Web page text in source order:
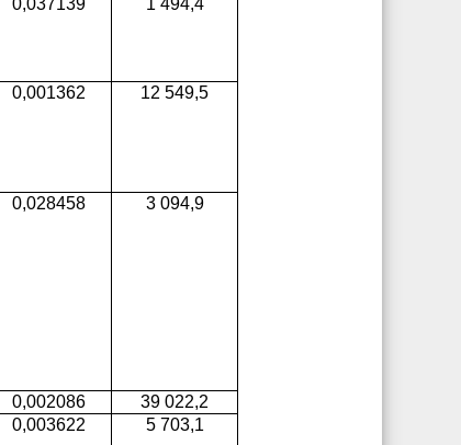
0,037139 1 494,4
0,001362 12 549,5
0,028458 3 094,9
0,002086
39 022,2
0,003622 5 703,1